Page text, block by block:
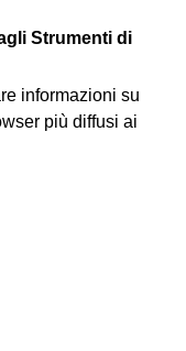
Strumenti di
informazioni su
più diffusi ai